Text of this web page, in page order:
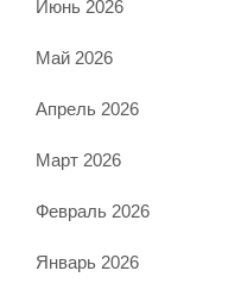
Июнь 2026
Май 2026
Апрель 2026
Март 2026
Февраль 2026
Январь 2026